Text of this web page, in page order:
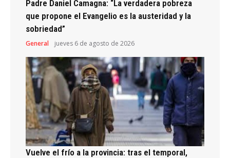
Padre Daniel Camagna: “La verdadera pobreza
que propone el Evangelio es la austeridad y la
sobriedad”
General jueves 6 de agosto de 2026
Vuelve el frío a la provincia: tras el temporal,